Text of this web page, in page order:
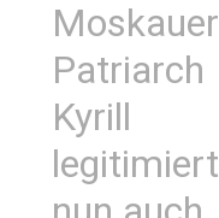
Moskauer
Patriarch
Kyrill
legitimiert